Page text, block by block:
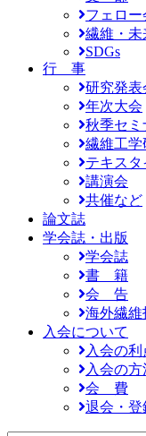
フェロー
繊維・未
SDGs
行 事
研究発表
年次大会
秋季セミ
繊維工学
テキス
講演会
共催など
論文誌
学会誌・出版
学会誌
書 籍
会 告
海外繊維
入会について
入会の利
入会の方
会 費
退会・登